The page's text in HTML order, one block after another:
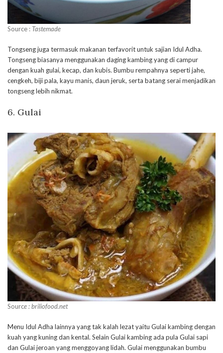
Source : Tastemade
Tongseng juga termasuk makanan terfavorit untuk sajian Idul Adha.
Tongseng biasanya menggunakan daging kambing yang di campur
dengan kuah gulai, kecap, dan kubis. Bumbu rempahnya seperti jahe,
cengkeh, biji pala, kayu manis, daun jeruk, serta batang serai menjadikan
tongseng lebih nikmat.
6. Gulai
Source :briliofood.net
Menu Idul Adha lainnya yang tak kalah lezat yaitu Gulai kambing dengan
kuah yang kuning dan kental. Selain Gulai kambing ada pula Gulai sapi
dan Gulai jeroan yang menggoyang lidah. Gulai menggunakan bumbu